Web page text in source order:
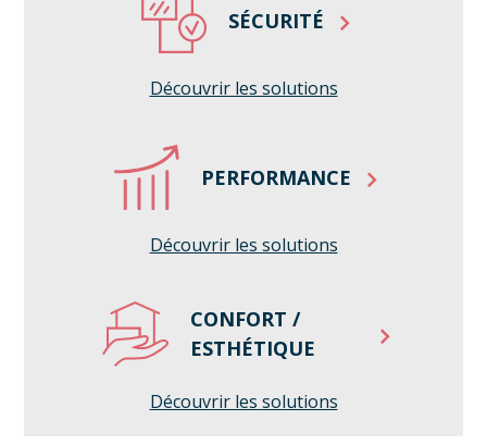
SÉCURITÉ
Découvrir les solutions
PERFORMANCE
Découvrir les solutions
CONFORT /
ESTHÉTIQUE
Découvrir les solutions